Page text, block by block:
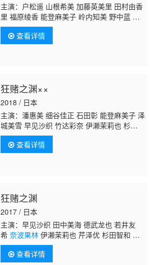
主演：户松遥 山根希美 加藤英美里 田村由香
里 福原绫香 能登麻美子 岭内知美 野中蓝 高
桥李依 生天目仁美 丰崎爱生 伊藤静 大久保瑠
美 大坪由佳 奥野香耶 高田忧希 大西沙织 诹
访彩花 上坂堇 松井惠理子 小清水亚美 种田梨
查看详情
狂赌之渊××
2018 / 日本
主演：潘惠美 细谷佳正 石田彰 能登麻美子 泽
城美雪 早见沙织 竹达彩奈 伊濑茉莉也 杉田智
和 大久保瑠美 朴璐美 斋贺光希 内山夕实 高
垣彩阳 芹泽优 田中美海 德武龙也 若井友
希奈波果林鹈殿麻由 福原绫香 井上遥乃 北
查看详情
狂赌之渊
2017 / 日本
主演：早见沙织 田中美海 德武龙也 若井友
希 奈波果林伊濑茉莉也 芹泽优 杉田智和 鹈
殿麻由 福原绫香 泽城美雪 汤浅枫 江川央
生 井口裕香
查看详情